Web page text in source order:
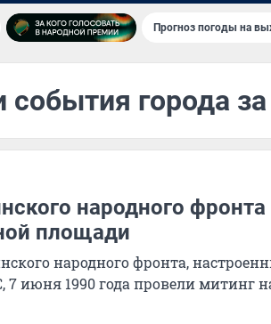
Прогноз погоды на
события города
народного
площади
народного фронта,
7 июня 1990 года провели митинг